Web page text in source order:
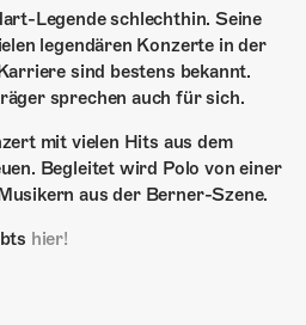
Legende schlechthin. Seine
legendären Konzerte in der
sind bestens bekannt.
sprechen auch für sich.
mit vielen Hits aus dem
Begleitet wird Polo von einer
aus der Berner-Szene.
hier!